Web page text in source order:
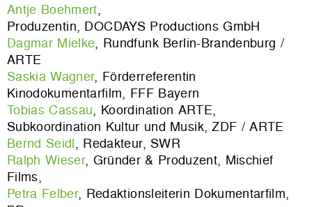
Antje Boehmert,
Produzentin, DOCDAYS Productions GmbH
Dagmar Mielke, Rundfunk Berlin-Brandenburg /
ARTE
Saskia Wagner, Förderreferentin
Kinodokumentarfilm, FFF Bayern
Tobias Cassau, Koordination ARTE,
Subkoordination Kultur und Musik, ZDF / ARTE
Bernd Seidl, Redakteur, SWR
Ralph Wieser, Gründer & Produzent, Mischief
Films,
Petra Felber, Redaktionsleiterin Dokumentarfilm,